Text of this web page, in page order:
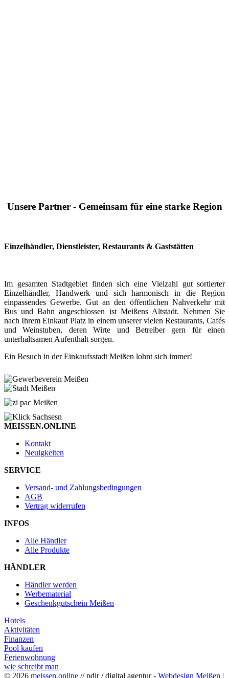
Unsere Partner - Gemeinsam für eine starke Region
Einzelhändler, Dienstleister, Restaurants & Gaststätten
Im gesamten Stadtgebiet finden sich eine Vielzahl gut sortierter
Einzelhändler, Handwerk und sich harmonisch in die Region
einpassendes Gewerbe. Gut an den öffentlichen Nahverkehr mit
Bus und Bahn angeschlossen ist Meißens Altstadt. Nehmen Sie
nach Ihrem Einkauf Platz in einem unserer vielen Restaurants, Cafés
und Weinstuben, deren Wirte und Betreiber gern für einen
unterhaltsamen Aufenthalt sorgen.
Ein Besuch in der Einkaufsstadt Meißen lohnt sich immer!
MEISSEN.ONLINE
Kontakt
Neuigkeiten
SERVICE
Versand- und Zahlungsbedingungen
AGB
Vertrag widerrufen
INFOS
Alle Händler
Alle Produkte
HÄNDLER
Händler werden
Werbematerial
Geschenkgutschein Meißen
Hotels
Aktivitäten
Finanzen
Pool kaufen
Ferienwohnung
wie schreibt man
© 2026 meissen.online // pdir / digital agentur - Webdesign Meißen |